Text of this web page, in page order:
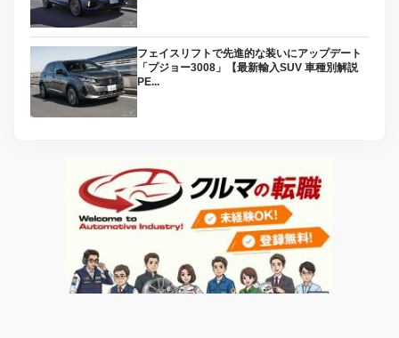
フェイスリフトで先進的な装いにアップデート
「プジョー3008」【最新輸入SUV 車種別解説
PE...